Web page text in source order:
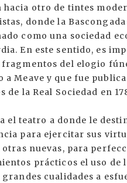
hacia otro de tintes
donde la Bascongada
como una sociedad
En este sentido, es
fragmentos del elogio
a Meave y que fue
de la Real Sociedad en
el teatro a donde le
para ejercitar sus
nuevas, para
prácticos el uso de
cualidades a